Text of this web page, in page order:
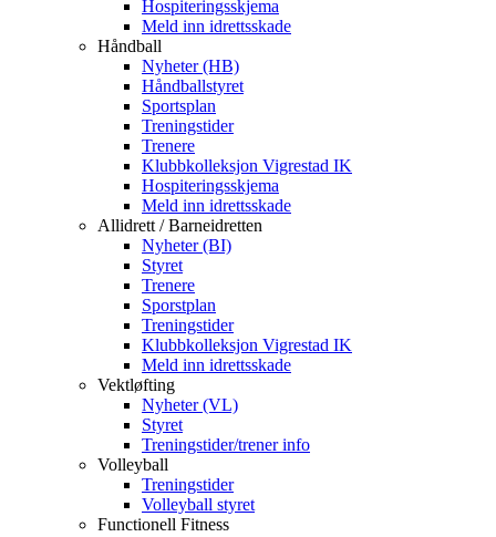
Hospiteringsskjema
Meld inn idrettsskade
Håndball
Nyheter (HB)
Håndballstyret
Sportsplan
Treningstider
Trenere
Klubbkolleksjon Vigrestad IK
Hospiteringsskjema
Meld inn idrettsskade
Allidrett / Barneidretten
Nyheter (BI)
Styret
Trenere
Sporstplan
Treningstider
Klubbkolleksjon Vigrestad IK
Meld inn idrettsskade
Vektløfting
Nyheter (VL)
Styret
Treningstider/trener info
Volleyball
Treningstider
Volleyball styret
Functionell Fitness